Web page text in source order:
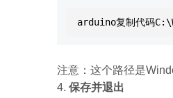
arduino复制代码
注意：这个路径是
4. 保存并退出